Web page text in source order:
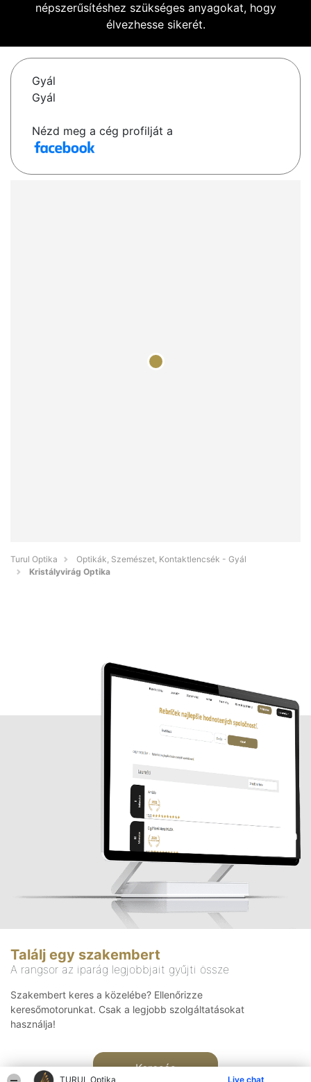
TURUL Optika Live chat
népszerűsítéshez szükséges anyagokat, hogy
élvezhesse sikerét.
Gyál
Gyál
Nézd meg a cég profilját a
Turul Optika
Optikák, Szemészet, Kontaktlencsék - Gyál
Kristályvirág Optika
Találj egy szakembert
A rangsor az iparág legjobbjait gyűjti össze
Szakembert keres a közelébe? Ellenőrizze
keresőmotorunkat. Csak a legjobb szolgáltatásokat
használja!
Keresés